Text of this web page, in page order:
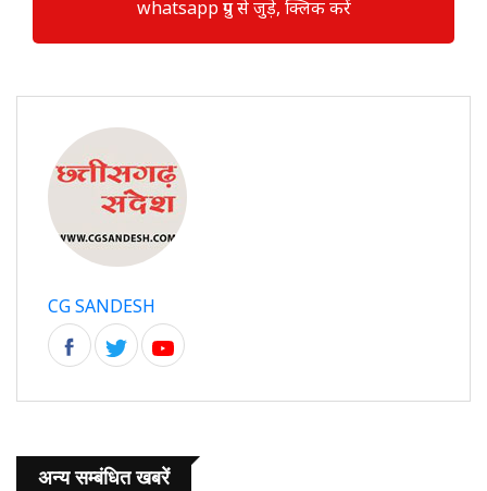
whatsapp ग्रुप से जुड़े, क्लिक करें
CG SANDESH
अन्य सम्बंधित खबरें